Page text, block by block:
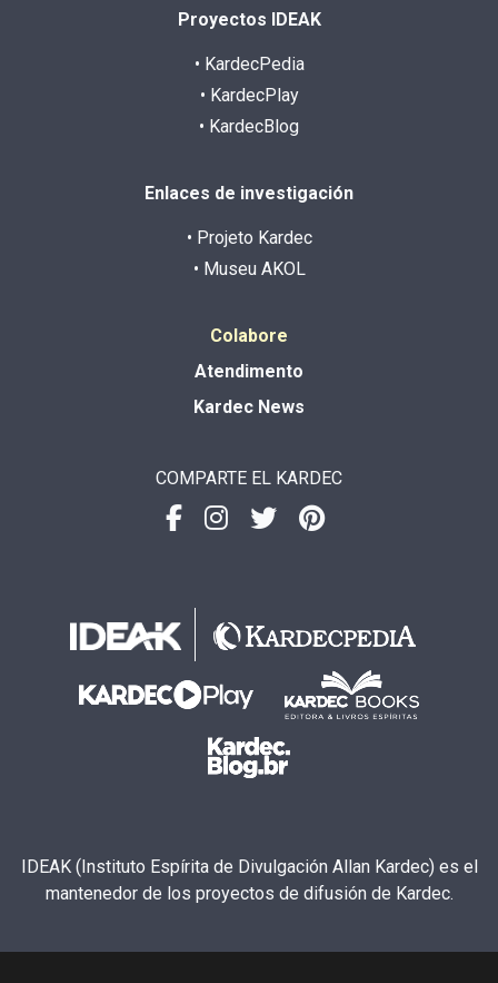
Proyectos IDEAK
• KardecPedia
• KardecPlay
• KardecBlog
Enlaces de investigación
• Projeto Kardec
• Museu AKOL
Colabore
Atendimento
Kardec News
COMPARTE EL KARDEC
IDEAK (Instituto Espírita de Divulgación Allan Kardec) es el
mantenedor de los proyectos de difusión de Kardec.